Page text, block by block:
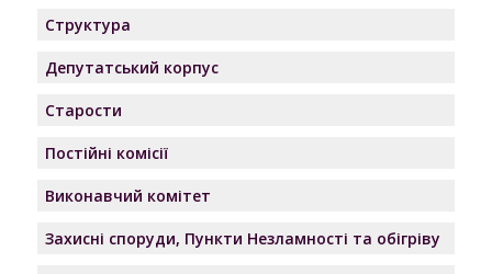
Структура
Депутатський корпус
Старости
Постійні комісії
Виконавчий комітет
Захисні споруди, Пункти Незламності та обігріву